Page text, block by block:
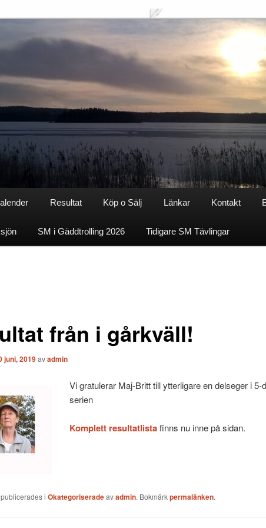
Resultat Köp o Sälj Länkar Kontakt
SM i Gäddtrolling 2026 Tidigare SM Tävlingar
från i gårkväll!
juni, 2019avadmin
Vi gratulerar Maj-Britt till ytterligare en delseger i 5-
serien
Komplett resultatlistafinns nu inne på sidan.
i Okategoriseradeavadmin. Bokmärkpermalänken.